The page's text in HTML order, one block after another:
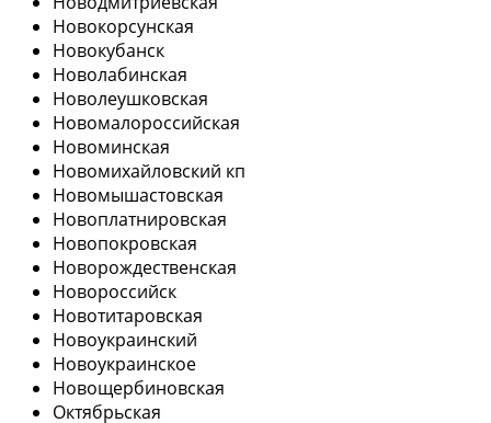
Новокорсунская
Новокубанск
Новолабинская
Новолеушковская
Новомалороссийская
Новоминская
Новомихайловский кп
Новомышастовская
Новоплатнировская
Новопокровская
Новорождественская
Новороссийск
Новотитаровская
Новоукраинский
Новоукраинское
Новощербиновская
Октябрьская